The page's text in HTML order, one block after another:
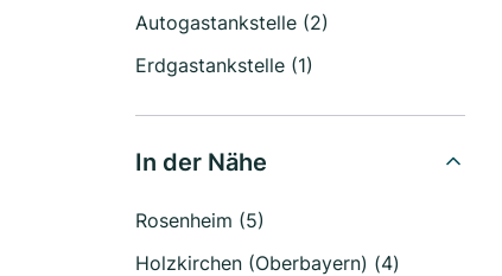
Autogastankstelle (2)
Erdgastankstelle (1)
In der Nähe
Rosenheim (5)
Holzkirchen (Oberbayern) (4)